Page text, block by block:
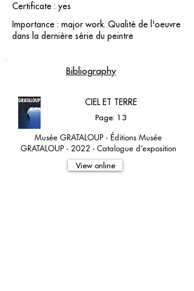
Certificate : yes
Importance : major work. Qualité de l'oeuvre
dans la dernière série du peintre
Bibliography
CIEL ET TERRE
Page: 13
Musée GRATALOUP - Éditions Musée
GRATALOUP - 2022 - Catalogue d’exposition
View online